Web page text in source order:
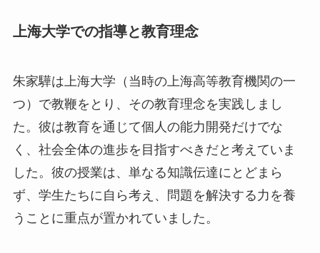
上海大学での指導と教育理念
朱家驊は上海大学（当時の上海高等教育機関の一
つ）で教鞭をとり、その教育理念を実践しまし
た。彼は教育を通じて個人の能力開発だけでな
く、社会全体の進歩を目指すべきだと考えていま
した。彼の授業は、単なる知識伝達にとどまら
ず、学生たちに自ら考え、問題を解決する力を養
うことに重点が置かれていました。